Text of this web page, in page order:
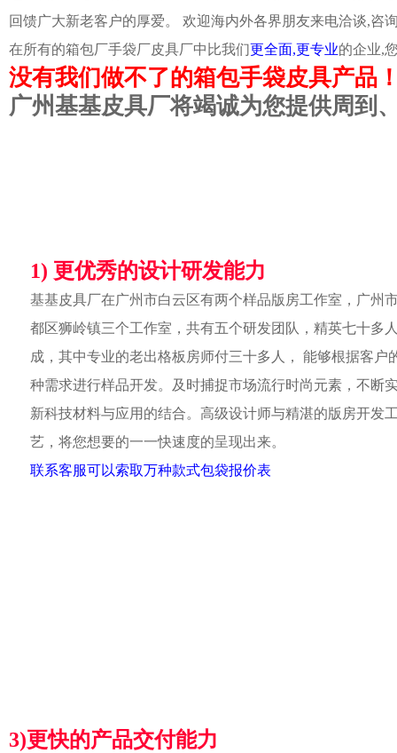
回馈广大新老客户的厚爱。 欢迎海内外各界朋友来电洽谈,咨
在所有的箱包厂手袋厂皮具厂中比我们更全面,更专业的企业,
没有我们做不了的箱包手袋皮具产品
广州基基皮具厂将竭诚为您提供周到
1) 更优秀的设计研发能力
基基皮具厂在广州市白云区有两个样品版房工作室，广州
都区狮岭镇三个工作室，共有五个研发团队，精英七十多
成，其中专业的老出格板房师付三十多人， 能够根据客户
种需求进行样品开发。及时捕捉市场流行时尚元素，不断
新科技材料与应用的结合。高级设计师与精湛的版房开发
艺，将您想要的一一快速度的呈现出来。
联系客服可以索取万种款式包袋报价表
3)更快的产品交付能力